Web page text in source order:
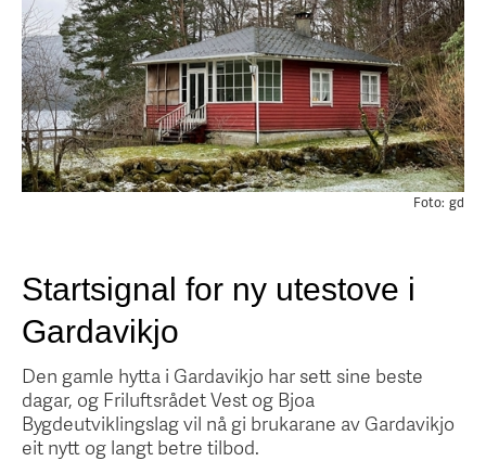
gd
Foto:
Startsignal for ny utestove i
Gardavikjo
Den gamle hytta i Gardavikjo har sett sine beste
dagar, og Friluftsrådet Vest og Bjoa
Bygdeutviklingslag vil nå gi brukarane av Gardavikjo
eit nytt og langt betre tilbod.